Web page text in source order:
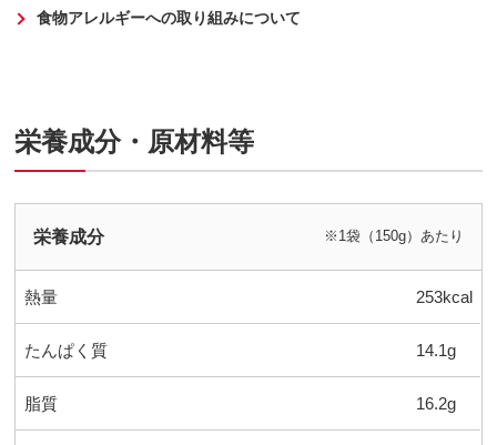
食物アレルギーへの取り組みについて
栄養成分・原材料等
栄養成分 ※1袋（150g）あたり
熱量 253kcal
たんぱく質 14.1g
脂質 16.2g